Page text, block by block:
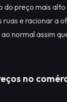
preço mais alto
ruas e racionar a
normal assim
no